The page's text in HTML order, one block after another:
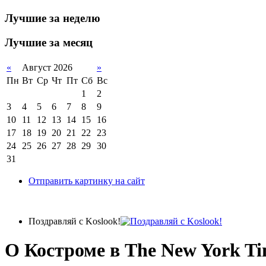
Лучшие за неделю
Лучшие за месяц
« Август 2026
»
Пн Вт Ср Чт Пт Сб Вс
1
2
3
4 5 6 7 8
9
10
11 12 13 14 15
16
17
18 19 20 21 22
23
24
25 26 27 28 29 30
31
Отправить картинку на сайт
Поздравляй с Koslook!
О Костроме в The New York